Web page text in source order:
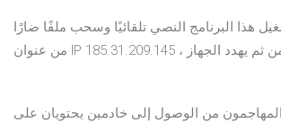
هذا البرنامج النصي تلقائيًا وسحب ملفًا ضارًا
المهاجمون من الوصول إلى خادمين يحتويان على